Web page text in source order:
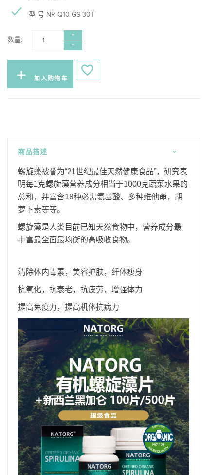
型 号 NR Q10 GS 30T
数量:
加入购物车
商品描述
螺旋藻被誉为“21世纪最佳天然健康食品”，研究表
明每1克螺旋藻营养成分相当于1000克蔬菜水果的
总和，并富含18种必需氨基酸、多种维他命，胡
萝卜素等等。
螺旋藻是人类目前已知天然食物中，营养成分最
丰富最全面最均衡的高吸收食物。
清除体内毒素，美容护肤，纤体瘦身
抗氧化，抗衰老，抗疲劳，增强体力
提高免疫力， 提高机体抗病力